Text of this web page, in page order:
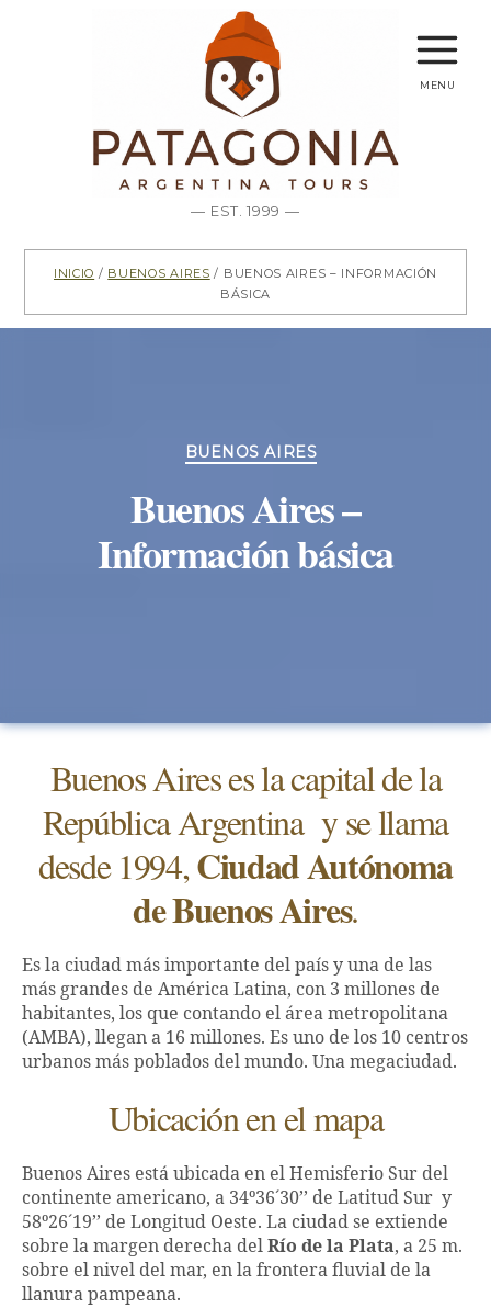
— EST. 1999 —
menu
Inicio / Buenos Aires / Buenos Aires – Información
básica
Categorías
BUENOS AIRES
Buenos Aires –
Información básica
Buenos Aires es la capital de la
República Argentina y se llama
desde 1994,Ciudad Autónoma
de Buenos Aires.
Es la ciudad más importante del país y una de las
más grandes de América Latina, con 3 millones de
habitantes, los que contando el área metropolitana
(AMBA), llegan a 16 millones. Es uno de los 10 centros
urbanos más poblados del mundo. Una megaciudad.
Ubicación en el mapa
Buenos Aires está ubicada en el Hemisferio Sur del
continente americano, a 34º36´30’’ de Latitud Sur y
58º26´19’’ de Longitud Oeste. La ciudad se extiende
sobre la margen derecha del Río de la Plata, a 25 m.
sobre el nivel del mar, en la frontera fluvial de la
llanura pampeana.